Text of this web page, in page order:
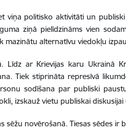
viņa politisko aktivitāti un
ziņā pielīdzināms vien
alternatīvu viedokļu
Līdz ar Krievijas karu Ukrainā
Tiek stiprināta represīvā
sodīšana par publiski
izskauž vietu publiskai
sēžu novērošanā. Tiesas sēdes